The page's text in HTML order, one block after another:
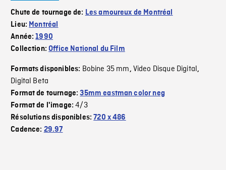
Chute de tournage de: Les amoureux de Montréal
Lieu: Montréal
Année:1990
Collection:Office National du Film
Formats disponibles: Bobine 35 mm, Video Disque Digital,
Digital Beta
Format de tournage:35mm eastman color neg
Format de l'image:4/3
Résolutions disponibles:720 x 486
Cadence: 29.97